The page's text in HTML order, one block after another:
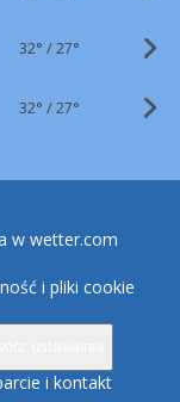
32° /27°
32° /27°
w wetter.com
i pliki cookie
i kontakt